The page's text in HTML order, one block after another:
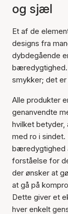
og sjæl
Et af de
designs fra
dybdegående
smykker; det
Alle produkter
genanvendte
hvilket
med ro i
bæredygtighed
forståelse for
der ønsker at
at gå på
Dette giver et
hver enkelt